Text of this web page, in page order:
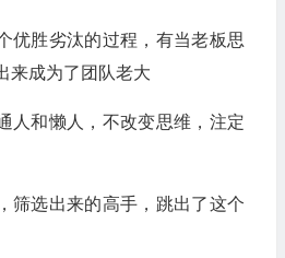
优胜劣汰的过程，有当老板思
来成为了团队老大
人和懒人，不改变思维，注定
筛选出来的高手，跳出了这个